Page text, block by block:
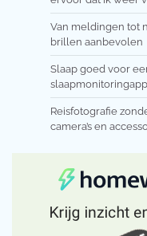
Van meldingen tot
brillen aanbevolen
Slaap goed voor
Reisfotografie
camera’s en